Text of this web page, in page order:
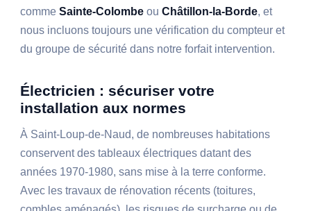
commeSainte-Colombe ouChâtillon-la-Borde, et
nous incluons toujours une vérification du compteur et
du groupe de sécurité dans notre forfait intervention.
Électricien : sécuriser votre
installation aux normes
À Saint-Loup-de-Naud, de nombreuses habitations
conservent des tableaux électriques datant des
années 1970-1980, sans mise à la terre conforme.
Avec les travaux de rénovation récents (toitures,